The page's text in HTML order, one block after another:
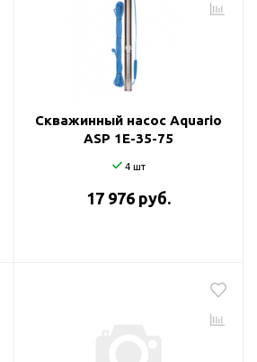
Скважинный насос Aquario
ASP 1E-35-75
4 шт
17 976 руб.